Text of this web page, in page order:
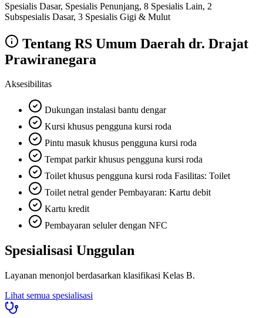
Spesialis Dasar, Spesialis Penunjang, 8 Spesialis Lain, 2
Subspesialis Dasar, 3 Spesialis Gigi & Mulut
Tentang RS Umum Daerah dr. Drajat
Prawiranegara
Aksesibilitas
Dukungan instalasi bantu dengar
Kursi khusus pengguna kursi roda
Pintu masuk khusus pengguna kursi roda
Tempat parkir khusus pengguna kursi roda
Toilet khusus pengguna kursi roda Fasilitas: Toilet
Toilet netral gender Pembayaran: Kartu debit
Kartu kredit
Pembayaran seluler dengan NFC
Spesialisasi Unggulan
Layanan menonjol berdasarkan klasifikasi Kelas B.
Lihat semua spesialisasi